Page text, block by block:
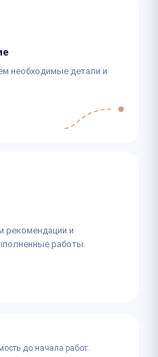
необходимые детали и
рекомендации и
работы.
до начала работ.